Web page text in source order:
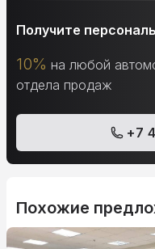
Получите
10% на любой
отдела продаж
+7
Похожие